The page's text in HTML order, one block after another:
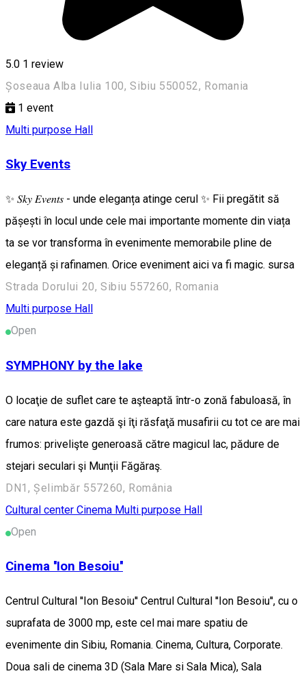
5.0 1 review
Șoseaua Alba Iulia 100, Sibiu 550052, Romania
1 event
Multi purpose Hall
Sky Events
✨ 𝑆𝑘𝑦 𝐸𝑣𝑒𝑛𝑡𝑠 - unde eleganța atinge cerul ✨ Fii pregătit să
pășești în locul unde cele mai importante momente din viața
ta se vor transforma în evenimente memorabile pline de
eleganță și rafinamen. Orice eveniment aici va fi magic. sursa
Strada Dorului 20, Sibiu 557260, Romania
Multi purpose Hall
Open
SYMPHONY by the lake
O locaţie de suflet care te aşteaptă într-o zonă fabuloasă, în
care natura este gazdă şi îţi răsfaţă musafirii cu tot ce are mai
frumos: privelişte generoasă către magicul lac, pădure de
stejari seculari şi Munţii Făgăraş.
DN1, Șelimbăr 557260, România
Cultural center Cinema Multi purpose Hall
Open
Cinema ''Ion Besoiu''
Centrul Cultural ''Ion Besoiu'' Centrul Cultural ''Ion Besoiu'', cu o
suprafata de 3000 mp, este cel mai mare spatiu de
evenimente din Sibiu, Romania. Cinema, Cultura, Corporate.
Doua sali de cinema 3D (Sala Mare si Sala Mica), Sala